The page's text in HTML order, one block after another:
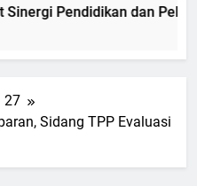
Pendidikan dan
27
Sidang TPP Evaluasi